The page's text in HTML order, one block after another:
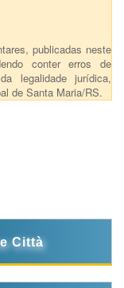
publicadas neste
conter erros de
legalidade jurídica,
de Santa Maria/RS.
Città